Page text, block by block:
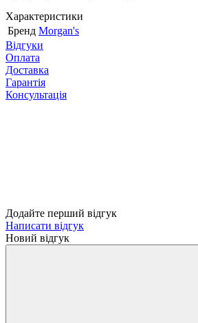
Характеристики
Бренд Morgan's
Відгуки
Оплата
Доставка
Гарантія
Консультація
Додайте перший відгук
Написати відгук
Новий відгук